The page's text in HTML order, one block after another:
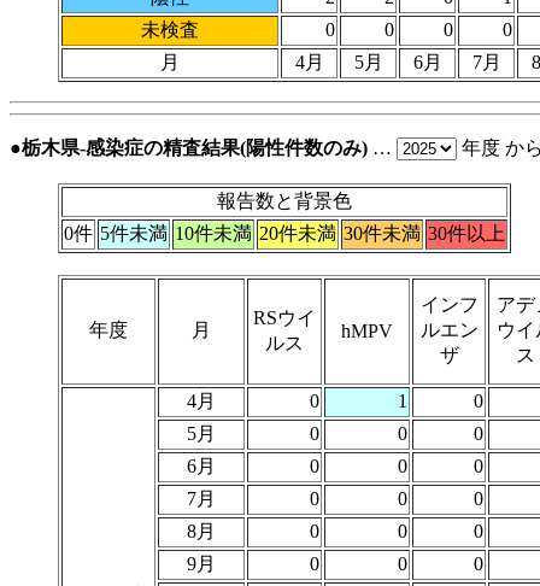
未検査
0 0 0
0
月
4月 5月 6月 7月
●栃木県-感染症の精査結果(陽性件数のみ) … 年度 か
報告数と背景色
0件 5件未満 10件未満 20件未満 30件未満 30件以上
年度 月
RSウイ
ルス
hMPV
インフ
ルエン
ザ
アデ
ウイ
ス
4月 0 1
0
5月
0 0
0
6月
0 0
0
7月
0 0
0
8月
0 0
0
9月
0 0 0